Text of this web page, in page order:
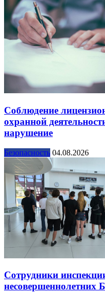
Соблюдение
охранной
нарушение
Безопасность 04.08.2026
Сотрудники
несовершеннолетних